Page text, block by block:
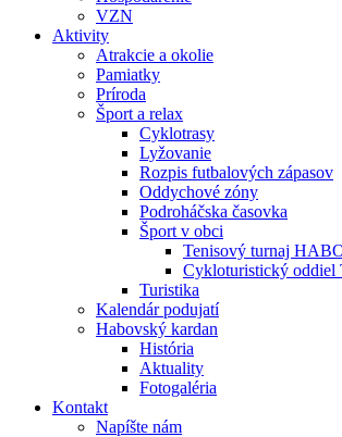
VZN
Aktivity
Atrakcie a okolie
Pamiatky
Príroda
Šport a relax
Cyklotrasy
Lyžovanie
Rozpis futbalových zápasov
Oddychové zóny
Podroháčska časovka
Šport v obci
Tenisový turnaj
Cykloturistický oddiel
Turistika
Kalendár podujatí
Habovský kardan
História
Aktuality
Fotogaléria
Kontakt
Napíšte nám